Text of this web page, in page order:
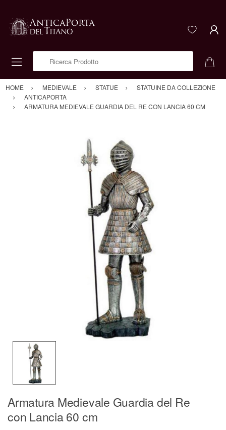
HOME MEDIEVALE STATUE
STATUINE DA COLLEZIONE
ANTICAPORTA
ARMATURA MEDIEVALE GUARDIA DEL RE CON LANCIA 60 CM
Armatura Medievale Guardia del Re
con Lancia 60 cm